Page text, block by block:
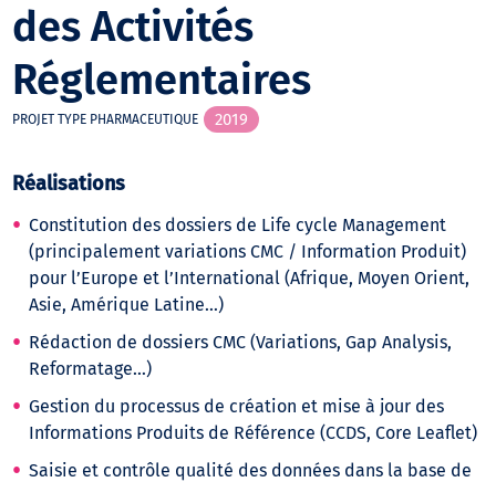
des Activités
Réglementaires
PROJET TYPE PHARMACEUTIQUE 2019
Réalisations
Constitution des dossiers de Life cycle Management
(principalement variations CMC / Information Produit)
pour l’Europe et l’International (Afrique, Moyen Orient,
Asie, Amérique Latine…)
Rédaction de dossiers CMC (Variations, Gap Analysis,
Reformatage…)
Gestion du processus de création et mise à jour des
Informations Produits de Référence (CCDS, Core Leaflet)
Saisie et contrôle qualité des données dans la base de